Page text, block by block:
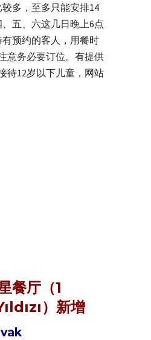
多，至多只能安排14
五、六这几日晚上6点
预约的客人，用餐时
意务必要订位。有提供
待12岁以下儿童，网站
餐厅（1
）新增